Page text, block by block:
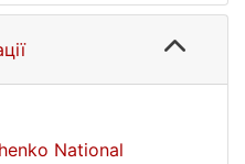
National